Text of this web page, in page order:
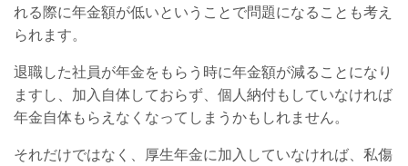
れる際に年金額が低いということで問題になることも考え
られます。
退職した社員が年金をもらう時に年金額が減ることになり
ますし、加入自体しておらず、個人納付もしていなければ
年金自体もらえなくなってしまうかもしれません。
それだけではなく、厚生年金に加入していなければ、私傷